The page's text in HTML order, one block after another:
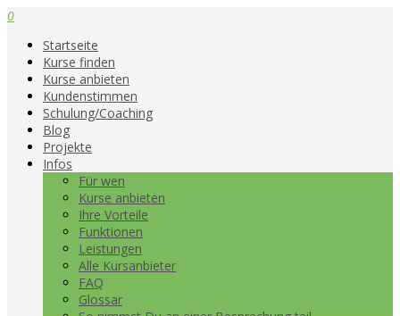
0
Startseite
Kurse finden
Kurse anbieten
Kundenstimmen
Schulung/Coaching
Blog
Projekte
Infos
Für wen
Kurse anbieten
Ihre Vorteile
Funktionen
Leistungen
Alle Kursanbieter
FAQ
Glossar